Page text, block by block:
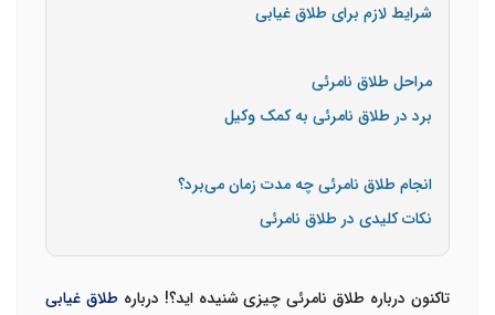
شرایط لازم برای طلاق غیابی
مراحل طلاق نامرئی
برد در طلاق نامرئی به کمک وکیل
انجام طلاق نامرئی چه مدت زمان می‌برد؟
نکات کلیدی در طلاق نامرئی
تاکنون درباره طلاق نامرئیچیزی شنیده اید؟! درباره طلاق غیابی